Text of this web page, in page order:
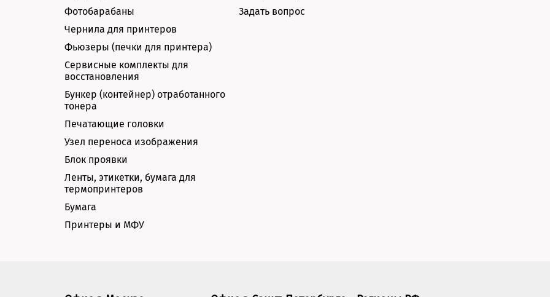
Фотобарабаны
Чернила для принтеров
Фьюзеры (печки для принтера)
Сервисные комплекты для
восстановления
Бункер (контейнер) отработанного
тонера
Печатающие головки
Узел переноса изображения
Блок проявки
Ленты, этикетки, бумага для
термопринтеров
Бумага
Принтеры и МФУ
Задать вопрос